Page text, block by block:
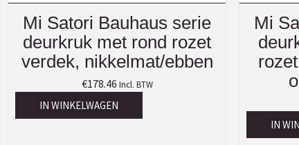
Mi Satori Bauhaus serie
deurkruk met rond rozet
verdek, nikkelmat/ebben
€178.46 Incl. BTW
IN WINKELWAGEN
Mi
IN